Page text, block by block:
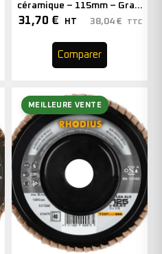
céramique – 115mm – Grain
60 – 210620 (x10)
31,70 € HT 38,04 € TTC
Comparer
MEILLEURE VENTE